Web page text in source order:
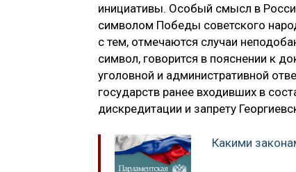
инициативы. Особый смысл в
символом Победы советского
с тем, отмечаются случаи
символ, говорится в пояснении к
уголовной и административной
государств ранее входивших в
дискредитации и запрету
Какими